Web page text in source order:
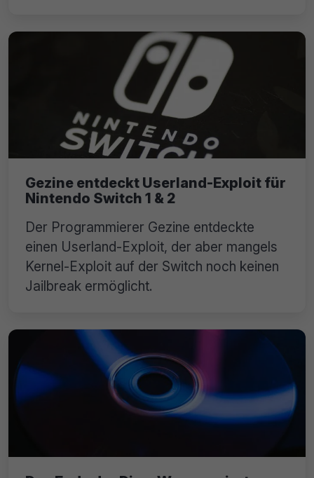
Gezine entdeckt Userland-Exploit für
Nintendo Switch 1 & 2
Der Programmierer Gezine entdeckte
einen Userland-Exploit, der aber mangels
Kernel-Exploit auf der Switch noch keinen
Jailbreak ermöglicht.